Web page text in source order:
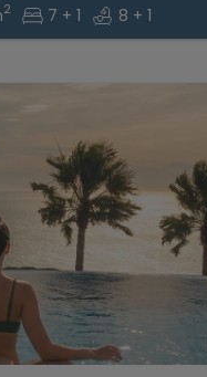
2 7 + 1 8 + 1